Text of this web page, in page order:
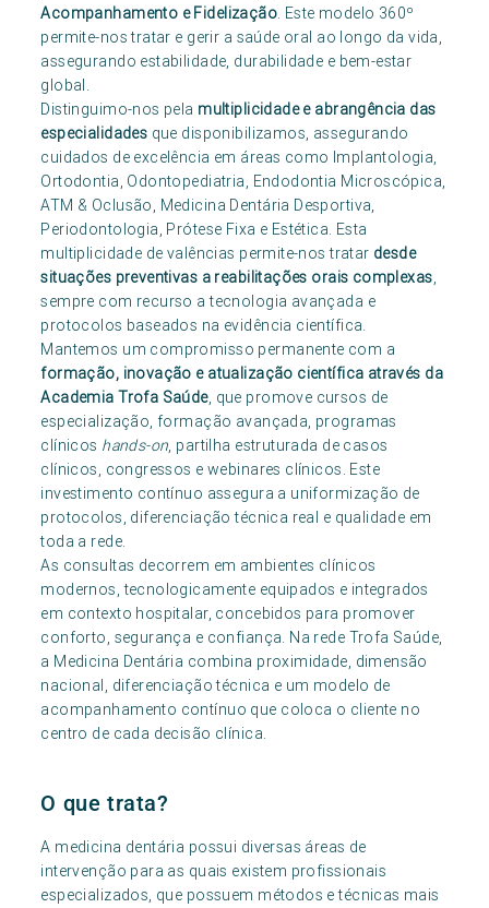
Acompanhamento e Fidelização. Este modelo 360º
permite-nos tratar e gerir a saúde oral ao longo da vida,
assegurando estabilidade, durabilidade e bem-estar
global.
Distinguimo-nos pela multiplicidade e abrangência das
especialidades que disponibilizamos, assegurando
cuidados de excelência em áreas como Implantologia,
Ortodontia, Odontopediatria, Endodontia Microscópica,
ATM & Oclusão, Medicina Dentária Desportiva,
Periodontologia, Prótese Fixa e Estética. Esta
multiplicidade de valências permite-nos tratar desde
situações preventivas a reabilitações orais complexas,
sempre com recurso a tecnologia avançada e
protocolos baseados na evidência científica.
Mantemos um compromisso permanente com a
formação, inovação e atualização científica através da
Academia Trofa Saúde, que promove cursos de
especialização, formação avançada, programas
clínicos hands-on, partilha estruturada de casos
clínicos, congressos e webinares clínicos. Este
investimento contínuo assegura a uniformização de
protocolos, diferenciação técnica real e qualidade em
toda a rede.
As consultas decorrem em ambientes clínicos
modernos, tecnologicamente equipados e integrados
em contexto hospitalar, concebidos para promover
conforto, segurança e confiança. Na rede Trofa Saúde,
a Medicina Dentária combina proximidade, dimensão
nacional, diferenciação técnica e um modelo de
acompanhamento contínuo que coloca o cliente no
centro de cada decisão clínica.
O que trata?
A medicina dentária possui diversas áreas de
intervenção para as quais existem profissionais
especializados, que possuem métodos e técnicas mais